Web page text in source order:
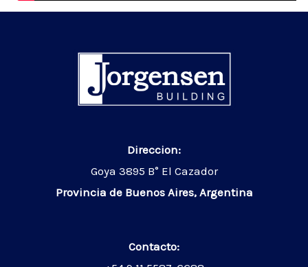
Direccion:
Goya 3895 B° El Cazador
Provincia de Buenos Aires, Argentina
Contacto: